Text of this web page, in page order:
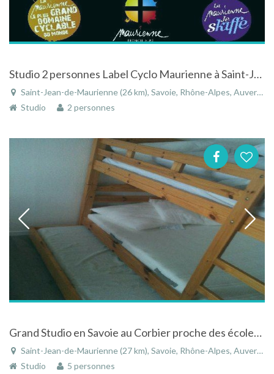
Studio 2 personnes Label Cyclo Maurienne à Saint-Jean-de-Maurienne en Savoie
Saint-Jean-de-Maurienne (26 km), Savoie, Rhône-Alpes, Auvergne-Rhône-Alpes, France
Studio
2 personnes
Grand Studio en Savoie au Corbier proche des écoles de ski et toutes activités
Saint-Jean-de-Maurienne (27 km), Savoie, Rhône-Alpes, Auvergne-Rhône-Alpes, France
Studio
5 personnes